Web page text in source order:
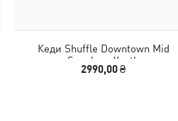
Кеди Shuffle Downtown Mid
Sneakers Youth
2990,00 ₴